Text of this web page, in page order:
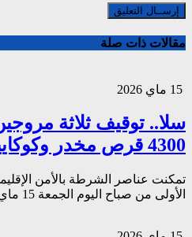
مقالات ذات صلة
سلا.. توقيف ثلاثة
4300 قرص مخدر وكوكايين وإكستازي
تمكنت عناصر الشرطة بالأمن
الأولى من صباح اليوم الجمعة 15 ماي الجاري، من توقيف ثلاثة